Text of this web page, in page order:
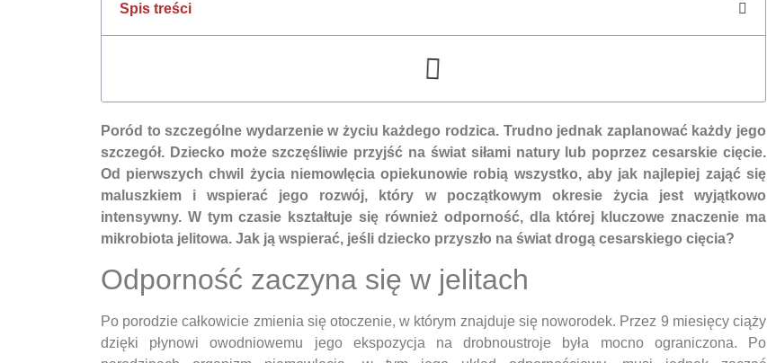
Spis treści
Poród to szczególne wydarzenie w życiu każdego rodzica. Trudno jednak zaplanować każdy jego
szczegół. Dziecko może szczęśliwie przyjść na świat siłami natury lub poprzez cesarskie cięcie.
Od pierwszych chwil życia niemowlęcia opiekunowie robią wszystko, aby jak najlepiej zająć się
maluszkiem i wspierać jego rozwój, który w początkowym okresie życia jest wyjątkowo
intensywny. W tym czasie kształtuje się również odporność, dla której kluczowe znaczenie ma
mikrobiota jelitowa. Jak ją wspierać, jeśli dziecko przyszło na świat drogą cesarskiego cięcia?
Odporność zaczyna się w jelitach
Po porodzie całkowicie zmienia się otoczenie, w którym znajduje się noworodek. Przez 9 miesięcy ciąży
dzięki płynowi owodniowemu jego ekspozycja na drobnoustroje była mocno ograniczona. Po